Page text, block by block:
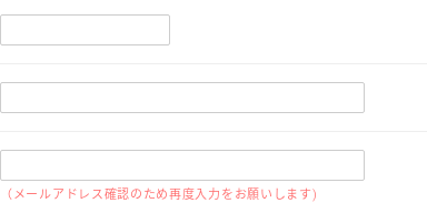
（メールアドレス確認のため再度入力をお願いします)